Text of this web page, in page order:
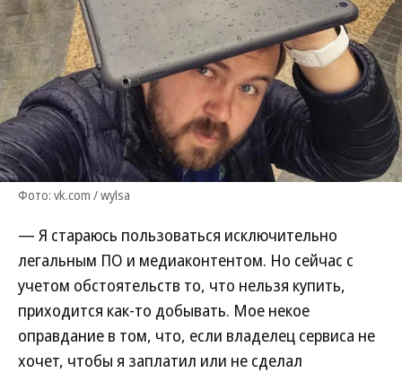
Фото: vk.com / wylsa
— Я стараюсь пользоваться исключительно
легальным ПО и медиаконтентом. Но сейчас с
учетом обстоятельств то, что нельзя купить,
приходится как-то добывать. Мое некое
оправдание в том, что, если владелец сервиса не
хочет, чтобы я заплатил или не сделал